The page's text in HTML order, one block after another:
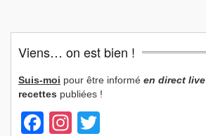
Viens… on est bien !
Suis-moi pour être informé en direct live
recettes publiées !
Facebook
Instagram